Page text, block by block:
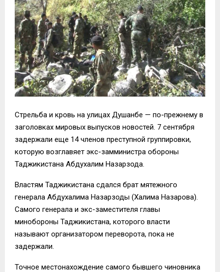
Стрельба и кровь на улицах Душанбе — по-прежнему в
заголовках мировых выпусков новостей. 7 сентября
задержали еще 14 членов преступной группировки,
которую возглавяет экс-замминистра обороны
Таджикистана Абдухалим Назарзода.
Властям Таджикистана сдался брат мятежного
генерала Абдухалима Назарзоды (Халима Назарова).
Самого генерала и экс-заместителя главы
минобороны Таджикистана, которого власти
называют организатором переворота, пока не
задержали.
Точное местонахождение самого бывшего чиновника